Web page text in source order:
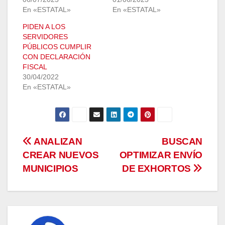
En «ESTATAL»
En «ESTATAL»
PIDEN A LOS
SERVIDORES
PÚBLICOS CUMPLIR
CON DECLARACIÓN
FISCAL
30/04/2022
En «ESTATAL»
Navegación
de
entradas
BUSCAN
OPTIMIZAR ENVÍO
DE EXHORTOS
ANALIZAN
CREAR NUEVOS
MUNICIPIOS